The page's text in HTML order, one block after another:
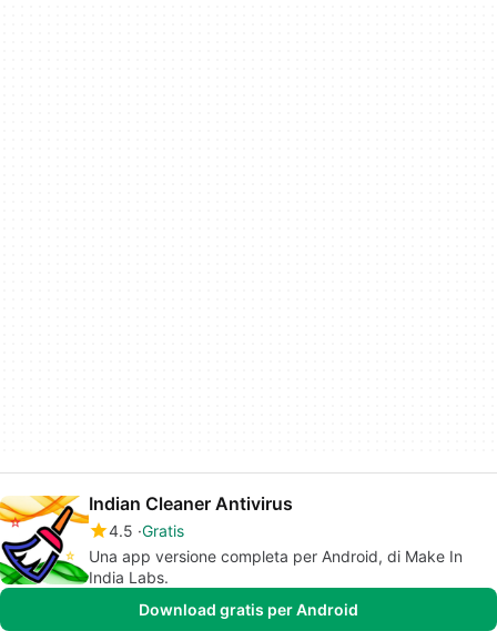
Indian Cleaner Antivirus
4.5 Gratis
Una app versione completa per Android, di Make In
India Labs.
Download gratis per Android